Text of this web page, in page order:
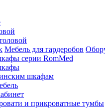
Мебель для гардеробов
серии RomMed
шкафам
и прикроватные тумбы